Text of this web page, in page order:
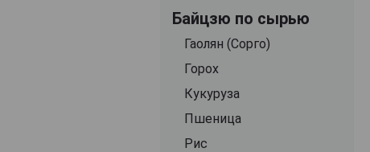
Байцзю по сырью
Гаолян (Сорго)
Горох
Кукуруза
Пшеница
Рис